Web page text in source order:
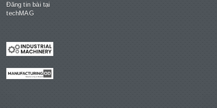
Đăng tin bài tại
techMAG